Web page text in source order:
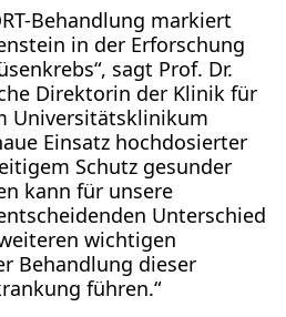
Behandlung markiert
in der Erforschung
sagt Prof. Dr.
Direktorin der Klinik für
Universitätsklinikum
Einsatz hochdosierter
Schutz gesunder
kann für unsere
Unterschied
wichtigen
Behandlung dieser
führen.“